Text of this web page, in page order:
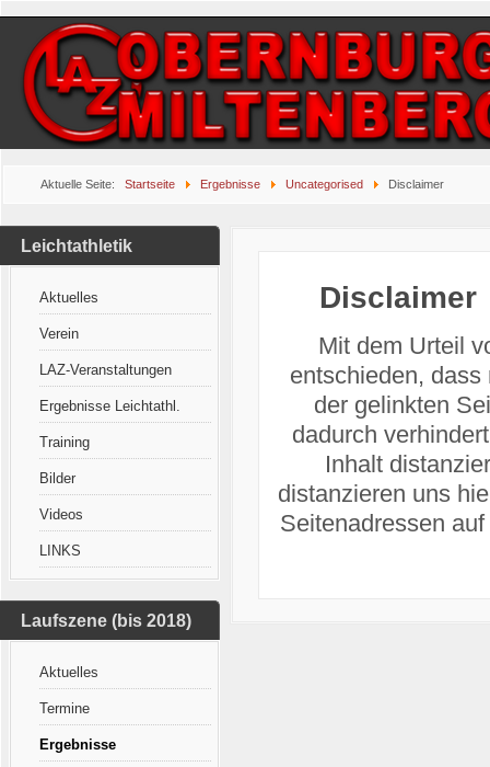
Aktuelle Seite: Startseite Ergebnisse Uncategorised Disclaimer
Leichtathletik
Aktuelles
Verein
LAZ-Veranstaltungen
Ergebnisse Leichtathl.
Training
Bilder
Videos
LINKS
Laufszene (bis 2018)
Aktuelles
Termine
Ergebnisse
Disclaimer
Mit dem Urteil
entschieden,
der gelinkten
dadurch
Inhalt
distanzieren uns
Seitenadressen